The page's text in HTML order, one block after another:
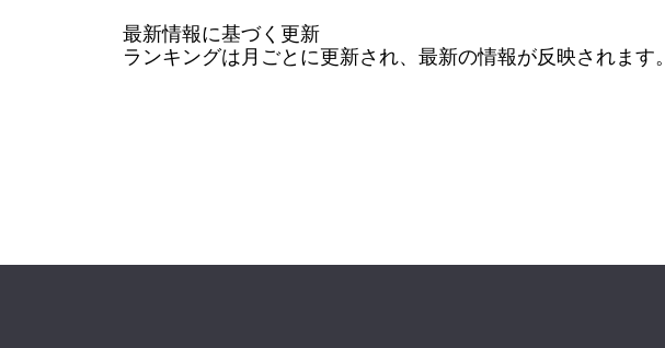
最新情報に基づく更新
ランキングは月ごとに更新され、最新の情報が反映されます。